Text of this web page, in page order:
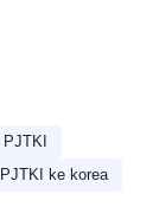
PJTKI ke korea